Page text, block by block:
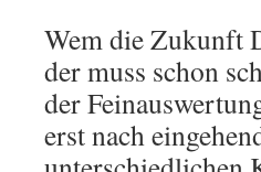
Wem die Zukunft
der muss schon
der
erst nach